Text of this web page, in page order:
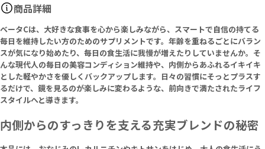
商品詳細
ベータCは、大好きな食事を心から楽しみながら、スマートで自信の持てる
毎日を維持したい方のためのサプリメントです。年齢を重ねるごとにバラン
スが気になり始めたり、毎日の食生活に我慢が増えたりしていませんか。そ
んな現代人の毎日の美容コンディション維持や、内側からあふれるイキイキ
とした軽やかさを優しくバックアップします。日々の習慣にそっとプラスす
るだけで、鏡を見るのが楽しみに変わるような、前向きで満たされたライフ
スタイルへと導きます。
内側からのすっきりを支える充実ブレンドの秘密